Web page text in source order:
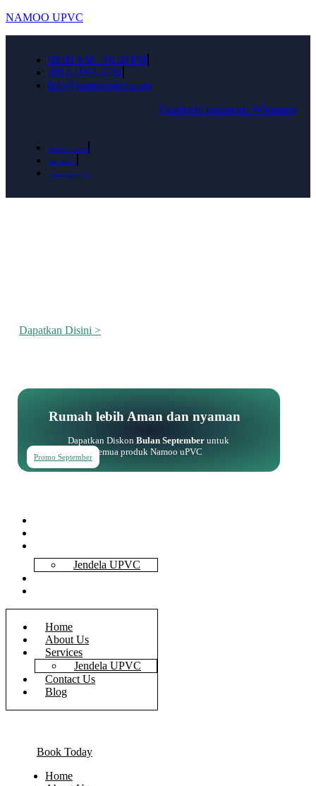
NAMOO UPVC
09.00 AM - 16.30 PM
0812-1993-1701
Info@namooupvc.com
Facebook Instagram Whatsapp
09.00 AM - 16.30 PM
0812-1993-1701
Info@namooupvc.com
Dapatkan Disini >
Rumah lebih Aman dan nyaman
Dapatkan DiskonBulan September untuk
semua produk Namoo uPVC
Promo September
Jendela UPVC
Home
About Us
Services
Jendela UPVC
Contact Us
Blog
Book Today
Home